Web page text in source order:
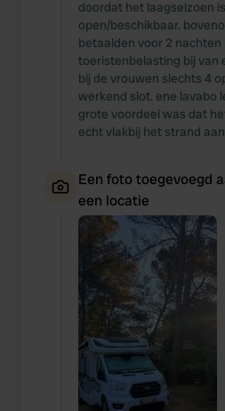
doordat het laagseizoen
open/beschikbaar.
betaalden voor 2
toeristenbelasting bij van
bij de vrouwen slechts 4
werkend slot. ene lavabo
grote voordeel was dat
echt vlakbij het strand
Een foto toegevoegd
een locatie